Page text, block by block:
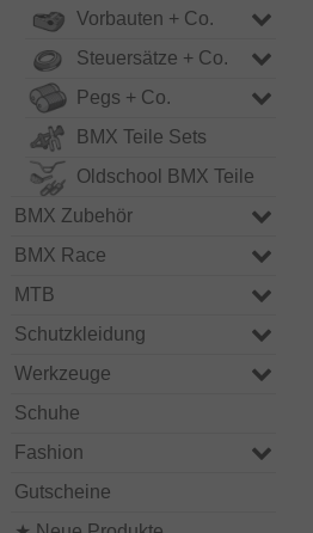
Vorbauten + Co.
Steuersätze + Co.
Pegs + Co.
BMX Teile Sets
Oldschool BMX Teile
BMX Zubehör
BMX Race
MTB
Schutzkleidung
Werkzeuge
Schuhe
Fashion
Gutscheine